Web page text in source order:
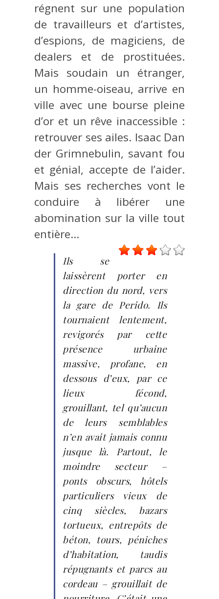
régnent sur une population
de travailleurs et d’artistes,
d’espions, de magiciens, de
dealers et de prostituées.
Mais soudain un étranger,
un homme-oiseau, arrive en
ville avec une bourse pleine
d’or et un rêve inaccessible :
retrouver ses ailes. Isaac Dan
der Grimnebulin, savant fou
et génial, accepte de l’aider.
Mais ses recherches vont le
conduire à libérer une
abomination sur la ville tout
entière…
Ils se
laissèrent porter en
direction du nord, vers
la gare de Perido. Ils
tournaient lentement,
revigorés par cette
présence urbaine
massive, profane, en
dessous d’eux, par ce
lieux fécond,
grouillant, tel qu’aucun
de leurs semblables
n’en avait jamais connu
jusque là. Partout, le
moindre secteur –
ponts obscurs, hôtels
particuliers vieux de
cinq siècles, bazars
tortueux, entrepôts de
béton, tours, péniches
d’habitation, taudis
répugnants et parcs au
cordeau – grouillait de